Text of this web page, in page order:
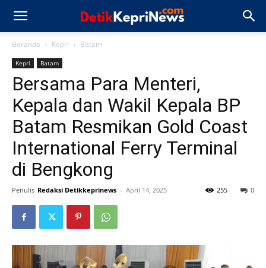
Beranda Kepri Batam
Kepri Batam
Bersama Para Menteri,
Kepala dan Wakil Kepala BP
Batam Resmikan Gold Coast
International Ferry Terminal
di Bengkong
Penulis Redaksi Detikkeprinews - April 14, 2025 0
255